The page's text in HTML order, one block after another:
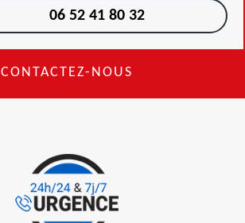
06 52 41 80 32
CONTACTEZ-NOUS